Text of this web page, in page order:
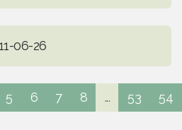
06-26
5 6 7 8 ... 53 54